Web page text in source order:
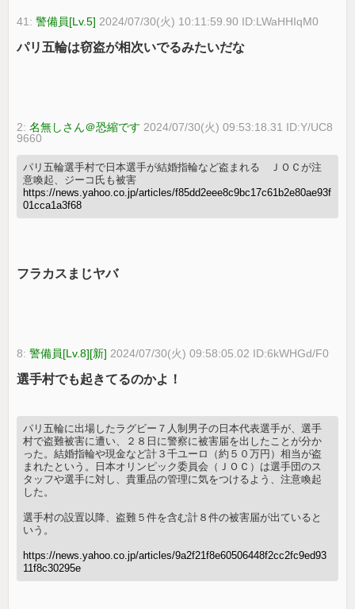
41:警備員[Lv.5] 2024/07/30(火) 10:11:59.90 ID:LWaHHIqM0
パリ五輪は窃盗が相次いでるみたいだな
2:名無しさん＠恐縮です 2024/07/30(火) 09:53:18.31 ID:Y/UC8
9660
パリ五輪選手村で日本選手が結婚指輪など盗まれる ＪＯＣが注
意喚起、ジーコ氏も被害
https://news.yahoo.co.jp/articles/f85dd2eee8c9bc17c61b2e80ae93f
01cca1a3f68
フラカスまじヤバ
8:警備員[Lv.8][新] 2024/07/30(火) 09:58:05.02 ID:6kWHGd/F0
選手村でも起きてるのかよ！
パリ五輪に出場したラグビー７人制男子の日本代表選手が、選手
村で盗難被害に遭い、２８日に警察に被害届を出したことが分か
った。結婚指輪や現金など計３千ユーロ（約５０万円）相当が盗
まれたという。日本オリンピック委員会（ＪＯＣ）は選手団のス
タッフや選手に対し、貴重品の管理に気をつけるよう、注意喚起
した。
選手村の設置以降、盗難５件を含む計８件の被害届が出ていると
いう。
https://news.yahoo.co.jp/articles/9a2f21f8e60506448f2cc2fc9ed93
11f8c30295e